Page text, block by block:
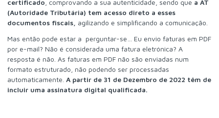
certificado , comprovando a sua autenticidade, sendo que a AT
(Autoridade Tributária) tem acesso direto a esses
documentos fiscais, agilizando e simplificando a comunicação.
Mas então pode estar a perguntar-se… Eu envio faturas em PDF
por e-mail? Não é considerada uma fatura eletrónica? A
resposta é não. As faturas em PDF não são enviadas num
formato estruturado, não podendo ser processadas
automaticamente. A partir de 31 de Dezembro de 2022 têm de
incluir uma assinatura digital qualificada.